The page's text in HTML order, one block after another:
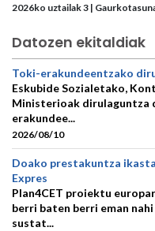
2026ko uztailak 3 |
Datozen ekitaldiak
Toki-erakundeentzako
Eskubide Sozialetako,
Ministerioak dirulaguntza
erakundee...
2026/08/10
Doako prestakuntza
Expres
Plan4CET proiektu
berri baten berri eman
sustat...